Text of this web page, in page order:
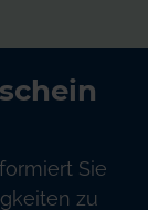
Sie
zu